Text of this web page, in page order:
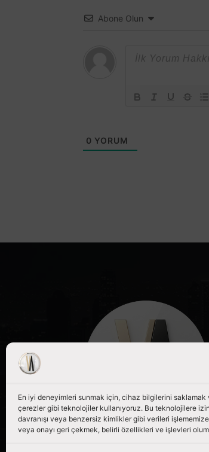
En iyi deneyimleri sunmak için, cihaz bilgilerini saklamak
çerezler gibi teknolojiler kullanıyoruz. Bu teknolojilere
davranışı veya benzersiz kimlikler gibi verileri
veya onayı geri çekmek, belirli özellikleri ve işlevleri
Abone Olun
0 YORUM